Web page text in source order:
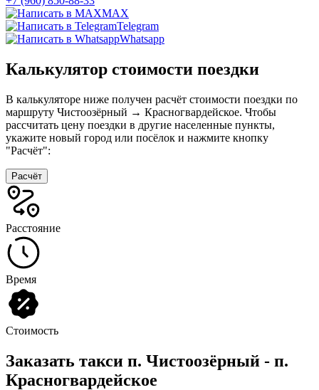
MAX
Telegram
Whatsapp
Калькулятор стоимости поездки
В калькуляторе ниже получен расчёт стоимости поездки по
маршруту Чистоозёрный → Красногвардейское. Чтобы
рассчитать цену поездки в другие населенные пункты,
укажите новый город или посёлок и нажмите кнопку
"Расчёт":
Расчёт
Расстояние
Время
Стоимость
Заказать такси п. Чистоозёрный - п.
Красногвардейское